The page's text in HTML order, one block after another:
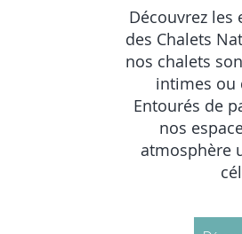
Découvrez les
des Chalets
nos chalets
intimes ou
Entourés de
nos
atmosphère